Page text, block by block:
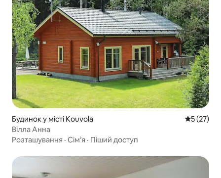
Будинок у місті Kouvola Середня
5 (27)
Вілла Анна
Розташування · Сім’я · Піший доступ